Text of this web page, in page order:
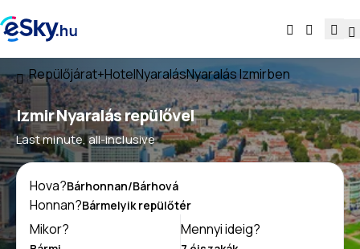
Repülőjárat+HotelNyaralásNyaralás Izmirben
Izmir Nyaralás repülővel
Last minute, all-inclusive
Hova?
Honnan?
Mikor?
Mennyi ideig?